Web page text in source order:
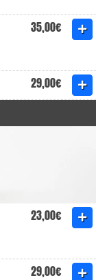
35,00€
29,00€
23,00€
29,00€